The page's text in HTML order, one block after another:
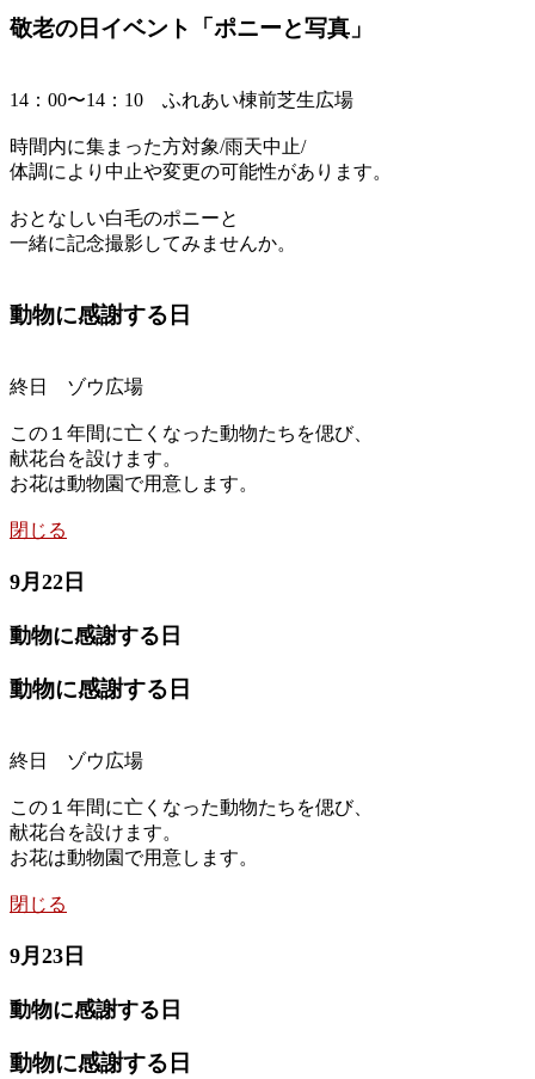
敬老の日イベント「ポニーと写真」
14：00〜14：10 ふれあい棟前芝生広場
時間内に集まった方対象/雨天中止/
体調により中止や変更の可能性があります。
おとなしい白毛のポニーと
一緒に記念撮影してみませんか。
動物に感謝する日
終日 ゾウ広場
この１年間に亡くなった動物たちを偲び、
献花台を設けます。
お花は動物園で用意します。
閉じる
9月22日
動物に感謝する日
動物に感謝する日
終日 ゾウ広場
この１年間に亡くなった動物たちを偲び、
献花台を設けます。
お花は動物園で用意します。
閉じる
9月23日
動物に感謝する日
動物に感謝する日